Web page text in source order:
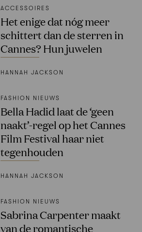
ACCESSOIRES
Het enige dat nóg meer
schittert dan de sterren in
Cannes? Hun juwelen
HANNAH JACKSON
FASHION NIEUWS
Bella Hadid laat de ‘geen
naakt’-regel op het Cannes
Film Festival haar niet
tegenhouden
HANNAH JACKSON
FASHION NIEUWS
Sabrina Carpenter maakt
van de romantische